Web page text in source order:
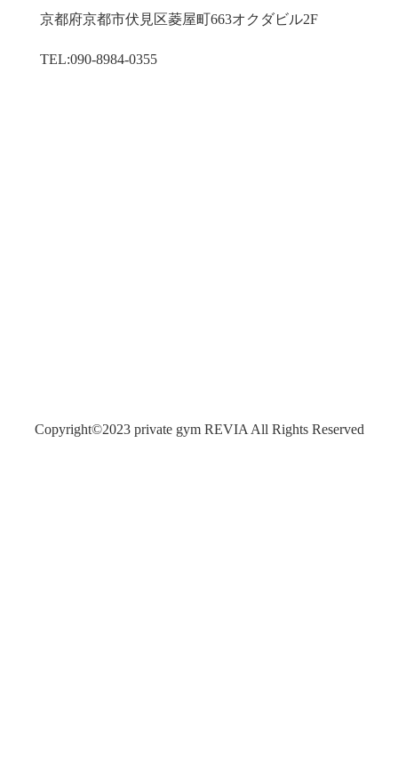
京都府京都市伏見区菱屋町663オクダビル2F
TEL:090-8984-0355
Copyright©2023 private gym REVIA All Rights Reserved